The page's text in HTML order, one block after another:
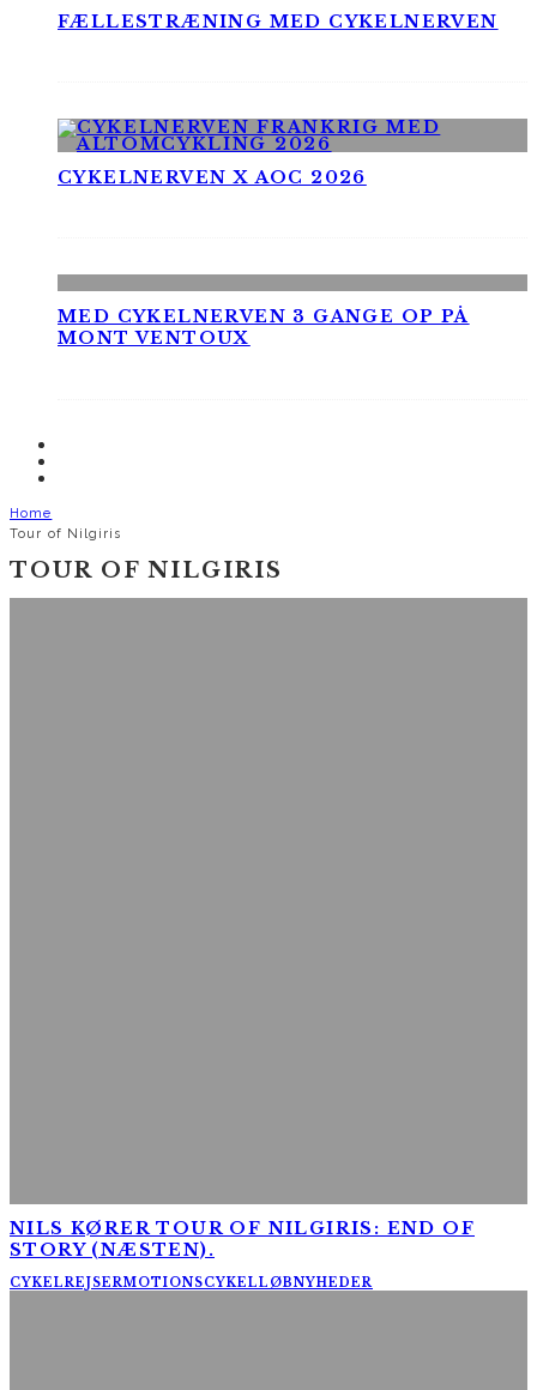
FÆLLESTRÆNING MED CYKELNERVEN
CYKELNERVEN X AOC 2026
MED CYKELNERVEN 3 GANGE OP PÅ
MONT VENTOUX
Home
Tour of Nilgiris
TOUR OF NILGIRIS
NILS KØRER TOUR OF NILGIRIS: END OF
STORY (NÆSTEN).
CYKELREJSERMOTIONSCYKELLØBNYHEDER